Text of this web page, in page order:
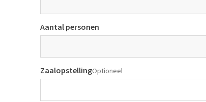
Aantal personen
ZaalopstellingOptioneel